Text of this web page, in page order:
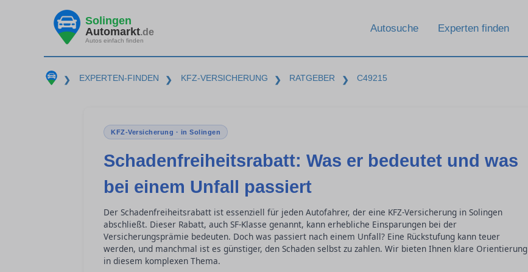
Solingen
Automarkt.de
Autos einfach finden
Autosuche Experten finden
❯ EXPERTEN-FINDEN ❯ KFZ-VERSICHERUNG ❯ RATGEBER ❯ C49215
KFZ-Versicherung · in Solingen
Schadenfreiheitsrabatt: Was er bedeutet und was
bei einem Unfall passiert
Der Schadenfreiheitsrabatt ist essenziell für jeden Autofahrer, der eine KFZ-Versicherung in Solingen
abschließt. Dieser Rabatt, auch SF-Klasse genannt, kann erhebliche Einsparungen bei der
Versicherungsprämie bedeuten. Doch was passiert nach einem Unfall? Eine Rückstufung kann teuer
werden, und manchmal ist es günstiger, den Schaden selbst zu zahlen. Wir bieten Ihnen klare Orientierung
in diesem komplexen Thema.